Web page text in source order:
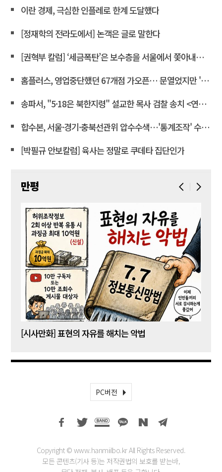
이란 경제, 극심한 인플레로 한계 도달했다
[정재학의 전라도에서] 논객은 글로 말한다
[권혁부 칼럼] ‘세금폭탄’은 보수층을 서울에서 쫓아내려는 계획
홈플러스, 영업중단했던 67개점 가오픈… 문열었지만 '텅빈 매대'
송파서, "5·18은 북한지령" 설교한 목사 검찰 송치 <연합뉴스>
합수본, 서울·경기·충북선관위 압수수색…'통계조작' 수사확대
[박필규 안보칼럼] 육사는 정말로 쿠데타 집단인가
만평
[시사만화] 표현의 자유를 해치는 악법
PC버전
Copyright © www.hanmiilbo.kr All Rights Reserved.
모든 콘텐츠(기사 등)는 저작권법의 보호를 받는바,